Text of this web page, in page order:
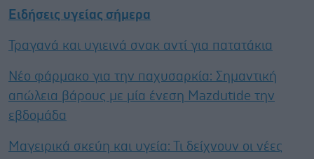
Ειδήσεις υγείας σήμερα
Τραγανά και υγιεινά σνακ αντί για πατατάκια
Νέο φάρμακο για την παχυσαρκία: Σημαντική
απώλεια βάρους με μία ένεση Mazdutide την
εβδομάδα
Μαγειρικά σκεύη και υγεία: Τι δείχνουν οι νέες